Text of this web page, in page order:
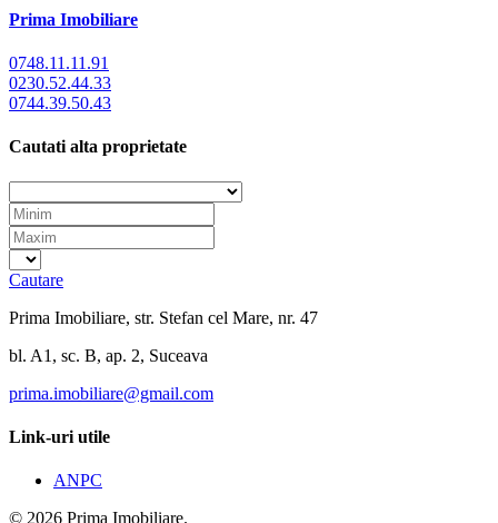
Prima Imobiliare
0748.11.11.91
0230.52.44.33
0744.39.50.43
Cautati alta proprietate
Cautare
Prima Imobiliare, str. Stefan cel Mare, nr. 47
bl. A1, sc. B, ap. 2, Suceava
prima.imobiliare@gmail.com
Link-uri utile
ANPC
© 2026 Prima Imobiliare.